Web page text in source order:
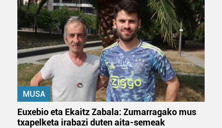
irakurri
MUSA
Euxebio eta Ekaitz Zabala: Zumarragako mus
txapelketa irabazi duten aita-semeak